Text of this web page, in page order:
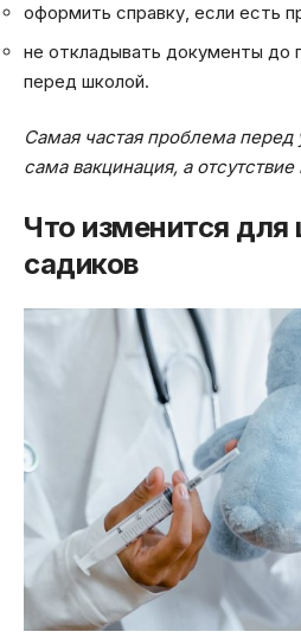
оформить справку, если есть
не откладывать документы до
перед школой.
Самая частая проблема
сама вакцинация, а
Что изменится для
садиков